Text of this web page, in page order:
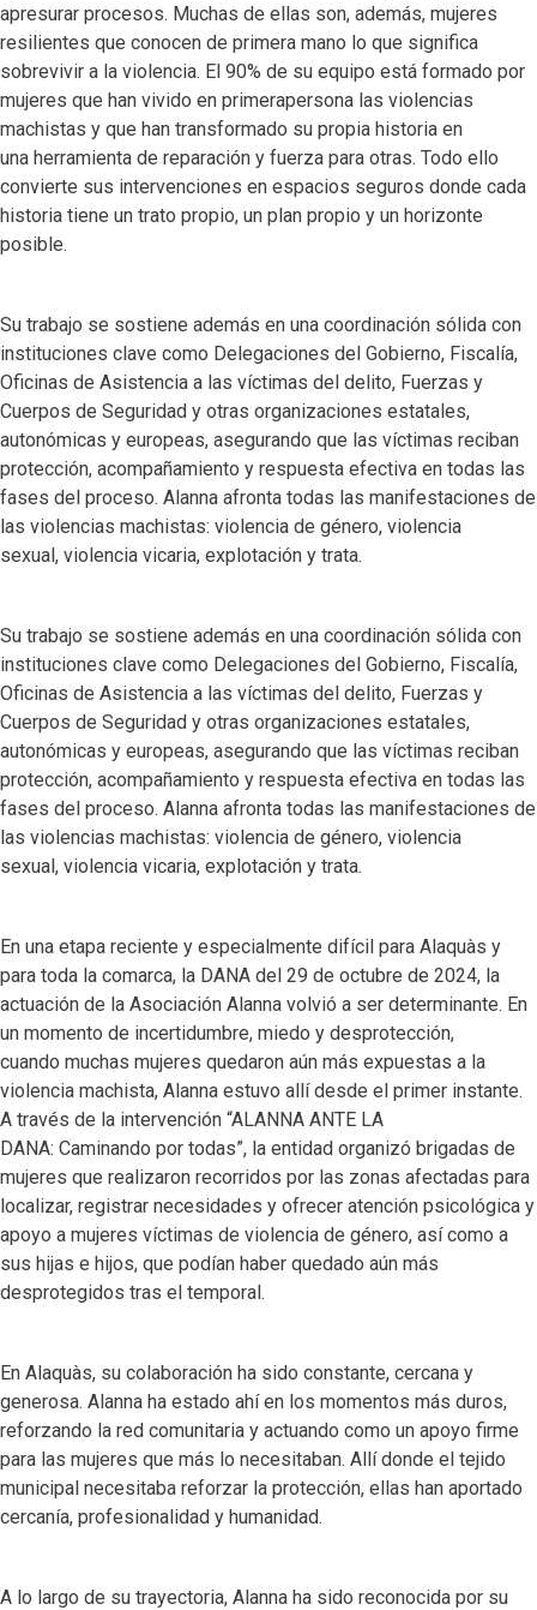
apresurar procesos. Muchas de ellas son, además, mujeres
resilientes que conocen de primera mano lo que significa
sobrevivir a la violencia. El 90% de su equipo está formado por
mujeres que han vivido en primerapersona las violencias
machistas y que han transformado su propia historia en
una herramienta de reparación y fuerza para otras. Todo ello
convierte sus intervenciones en espacios seguros donde cada
historia tiene un trato propio, un plan propio y un horizonte
posible.
Su trabajo se sostiene además en una coordinación sólida con
instituciones clave como Delegaciones del Gobierno, Fiscalía,
Oficinas de Asistencia a las víctimas del delito, Fuerzas y
Cuerpos de Seguridad y otras organizaciones estatales,
autonómicas y europeas, asegurando que las víctimas reciban
protección, acompañamiento y respuesta efectiva en todas las
fases del proceso. Alanna afronta todas las manifestaciones de
las violencias machistas: violencia de género, violencia
sexual, violencia vicaria, explotación y trata.
Su trabajo se sostiene además en una coordinación sólida con
instituciones clave como Delegaciones del Gobierno, Fiscalía,
Oficinas de Asistencia a las víctimas del delito, Fuerzas y
Cuerpos de Seguridad y otras organizaciones estatales,
autonómicas y europeas, asegurando que las víctimas reciban
protección, acompañamiento y respuesta efectiva en todas las
fases del proceso. Alanna afronta todas las manifestaciones de
las violencias machistas: violencia de género, violencia
sexual, violencia vicaria, explotación y trata.
En una etapa reciente y especialmente difícil para Alaquàs y
para toda la comarca, la DANA del 29 de octubre de 2024, la
actuación de la Asociación Alanna volvió a ser determinante. En
un momento de incertidumbre, miedo y desprotección,
cuando muchas mujeres quedaron aún más expuestas a la
violencia machista, Alanna estuvo allí desde el primer instante.
A través de la intervención “ALANNA ANTE LA
DANA: Caminando por todas”, la entidad organizó brigadas de
mujeres que realizaron recorridos por las zonas afectadas para
localizar, registrar necesidades y ofrecer atención psicológica y
apoyo a mujeres víctimas de violencia de género, así como a
sus hijas e hijos, que podían haber quedado aún más
desprotegidos tras el temporal.
En Alaquàs, su colaboración ha sido constante, cercana y
generosa. Alanna ha estado ahí en los momentos más duros,
reforzando la red comunitaria y actuando como un apoyo firme
para las mujeres que más lo necesitaban. Allí donde el tejido
municipal necesitaba reforzar la protección, ellas han aportado
cercanía, profesionalidad y humanidad.
A lo largo de su trayectoria, Alanna ha sido reconocida por su